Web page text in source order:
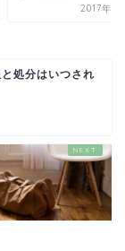
2017年9
処分はいつされ